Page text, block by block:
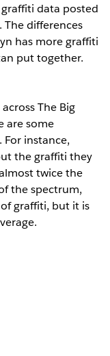
data posted
The differences
has more graffiti
put together.
The Big
are some
instance,
the graffiti they
twice the
the spectrum,
graffiti, but it is